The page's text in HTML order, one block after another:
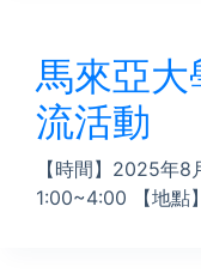
馬來亞
流活動
【時間】2025年
1:00~4:00 【地點